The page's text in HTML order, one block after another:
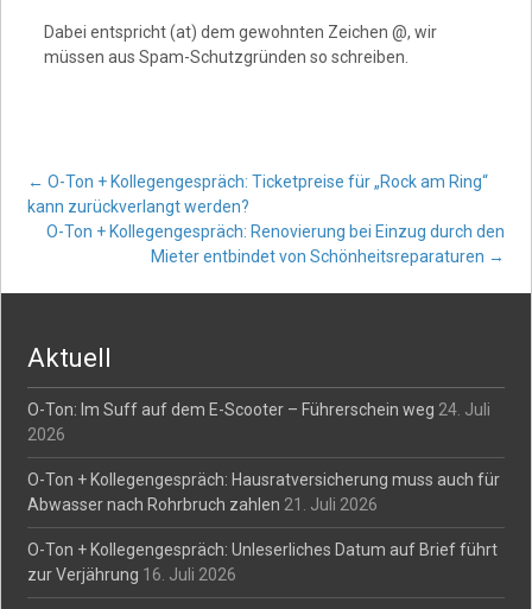
Dabei entspricht (at) dem gewohnten Zeichen @, wir
müssen aus Spam-Schutzgründen so schreiben.
Post
navigation
← O-Ton + Kollegengespräch: Ticketpreise für „Rock am Ring“
kann zurückverlangt werden?
O-Ton + Kollegengespräch: Renovierung bei Einzug durch den
Mieter entbindet von Schönheitsreparaturen →
Aktuell
O-Ton: Im Suff auf dem E-Scooter – Führerschein weg 24. Juli
2026
O-Ton + Kollegengespräch: Hausratversicherung muss auch für
Abwasser nach Rohrbruch zahlen 21. Juli 2026
O-Ton + Kollegengespräch: Unleserliches Datum auf Brief führt
zur Verjährung 16. Juli 2026